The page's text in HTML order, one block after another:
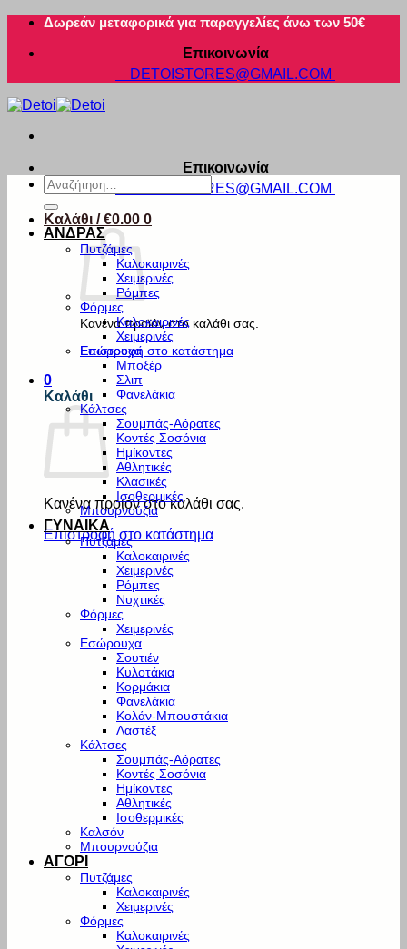
Μετάβαση
περιεχόμενο
Δωρεάν μεταφορικά για παραγγελίες άνω των 50€
Επικοινωνία
DETOISTORES@GMAIL.COM
Επικοινωνία
DETOISTORES@GMAIL.COM
Καλάθι /€0.00 0
Κανένα προϊόν στο καλάθι σας.
Επιστροφή στο κατάστημα
0
Καλάθι
Κανένα προϊόν στο καλάθι σας.
Επιστροφή στο κατάστημα
Αναζήτηση
για:
ΑΝΔΡΑΣ
Πυτζάμες
Καλοκαιρινές
Χειμερινές
Ρόμπες
Φόρμες
Καλοκαιρινές
Χειμερινές
Εσώρουχα
Μποξέρ
Σλιπ
Φανελάκια
Κάλτσες
Σουμπάς-Αόρατες
Κοντές Σοσόνια
Ημίκοντες
Αθλητικές
Κλασικές
Ισοθερμικές
Μπουρνούζια
ΓΥΝΑΙΚΑ
Πυτζάμες
Καλοκαιρινές
Χειμερινές
Ρόμπες
Νυχτικές
Φόρμες
Χειμερινές
Εσώρουχα
Σουτιέν
Κυλοτάκια
Κορμάκια
Φανελάκια
Κολάν-Μπουστάκια
Λαστέξ
Κάλτσες
Σουμπάς-Αόρατες
Κοντές Σοσόνια
Ημίκοντες
Αθλητικές
Ισοθερμικές
Καλσόν
Μπουρνούζια
ΑΓΟΡΙ
Πυτζάμες
Καλοκαιρινές
Χειμερινές
Φόρμες
Καλοκαιρινές